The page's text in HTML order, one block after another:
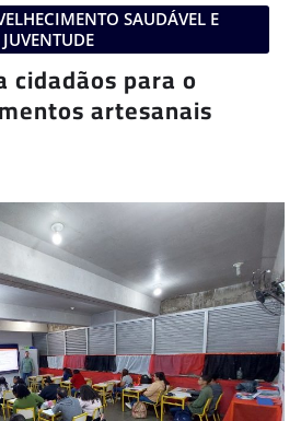
SAUDÁVEL E
JUVENTUDE
cidadãos para o
artesanais